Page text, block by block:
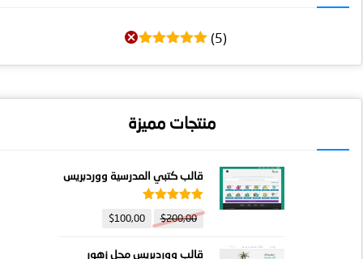
من 5
(5)
منتجات مميزة
قالب كتبي المدرسية ووردبريس
تم التقييم
5.00من 5
$200,00
$100,00
قالب ووردبريس محل زهور